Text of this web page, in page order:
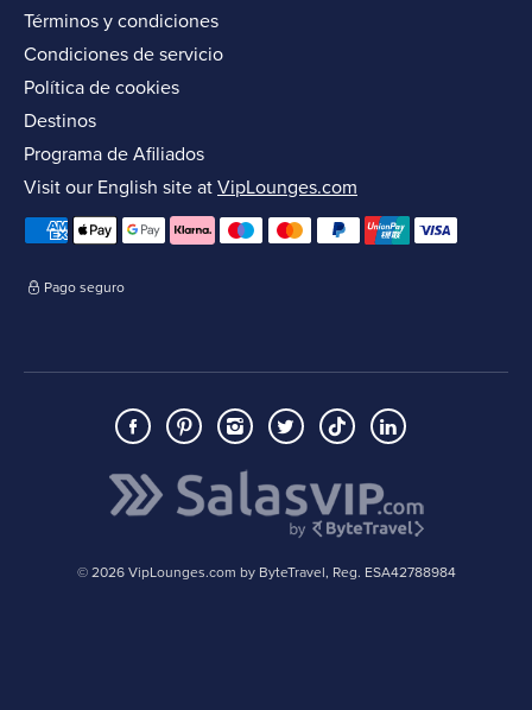
Términos y condiciones
Condiciones de servicio
Política de cookies
Destinos
Programa de Afiliados
Visit our English site at VipLounges.com
Pago seguro
© 2026 VipLounges.com by ByteTravel, Reg. ESA42788984